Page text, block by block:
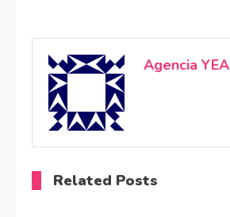
Agencia YEA
Related Posts